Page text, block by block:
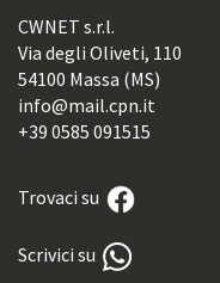
CWNET s.r.l.
Via degli Oliveti, 110
54100 Massa (MS)
info@mail.cpn.it
+39 0585 091515
Trovaci su
Scrivici su